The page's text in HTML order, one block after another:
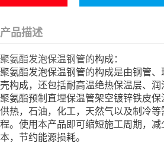
产品描述
聚氨酯发泡保温钢管的构成：
聚氨酯发泡保温钢管的构成是由钢管
壳构成，还包括耐高温绝热保温层、润
聚氨酯预制直埋保温管架空镀锌铁皮
供热，石油，化工，天然气以及制冷
程。使用本产品即可缩短施工周期，
本，节约能源损耗。